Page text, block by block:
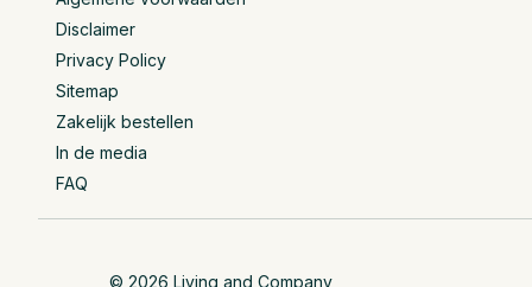
Disclaimer
Privacy Policy
Sitemap
Zakelijk bestellen
In de media
FAQ
© 2026 Living and Company